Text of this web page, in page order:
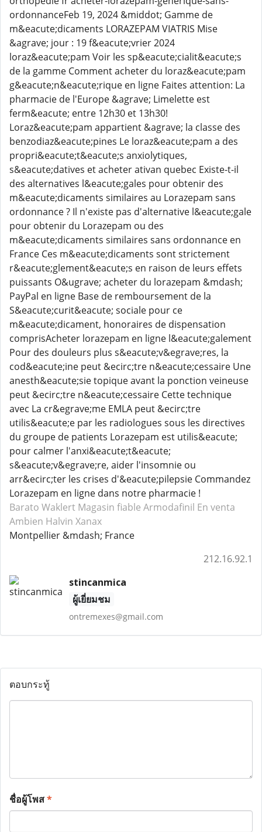
ordonnanceFeb 19, 2024 &middot; Gamme de
m&eacute;dicaments LORAZEPAM VIATRIS Mise
&agrave; jour : 19 f&eacute;vrier 2024
loraz&eacute;pam Voir les sp&eacute;cialit&eacute;s
de la gamme Comment acheter du loraz&eacute;pam
g&eacute;n&eacute;rique en ligne Faites attention: La
pharmacie de l'Europe &agrave; Limelette est
ferm&eacute; entre 12h30 et 13h30!
Loraz&eacute;pam appartient &agrave; la classe des
benzodiaz&eacute;pines Le loraz&eacute;pam a des
propri&eacute;t&eacute;s anxiolytiques,
s&eacute;datives et acheter ativan quebec Existe-t-il
des alternatives l&eacute;gales pour obtenir des
m&eacute;dicaments similaires au Lorazepam sans
ordonnance ? Il n'existe pas d'alternative l&eacute;gale
pour obtenir du Lorazepam ou des
m&eacute;dicaments similaires sans ordonnance en
France Ces m&eacute;dicaments sont strictement
r&eacute;glement&eacute;s en raison de leurs effets
puissants O&ugrave; acheter du lorazepam &mdash;
PayPal en ligne Base de remboursement de la
S&eacute;curit&eacute; sociale pour ce
m&eacute;dicament, honoraires de dispensation
comprisAcheter lorazepam en ligne l&eacute;galement
Pour des douleurs plus s&eacute;v&egrave;res, la
cod&eacute;ine peut &ecirc;tre n&eacute;cessaire Une
anesth&eacute;sie topique avant la ponction veineuse
peut &ecirc;tre n&eacute;cessaire Cette technique
avec La cr&egrave;me EMLA peut &ecirc;tre
utilis&eacute;e par les radiologues sous les directives
du groupe de patients Lorazepam est utilis&eacute;
pour calmer l'anxi&eacute;t&eacute;
s&eacute;v&egrave;re, aider l'insomnie ou
arr&ecirc;ter les crises d'&eacute;pilepsie Commandez
Lorazepam en ligne dans notre pharmacie !
Barato Waklert Magasin fiable Armodafinil En venta
Ambien Halvin Xanax
Montpellier &mdash; France
212.16.92.1
stincanmica
ผู้เยี่ยมชม
ontremexes@gmail.com
ตอบกระทู้
ชื่อผู้โพส*